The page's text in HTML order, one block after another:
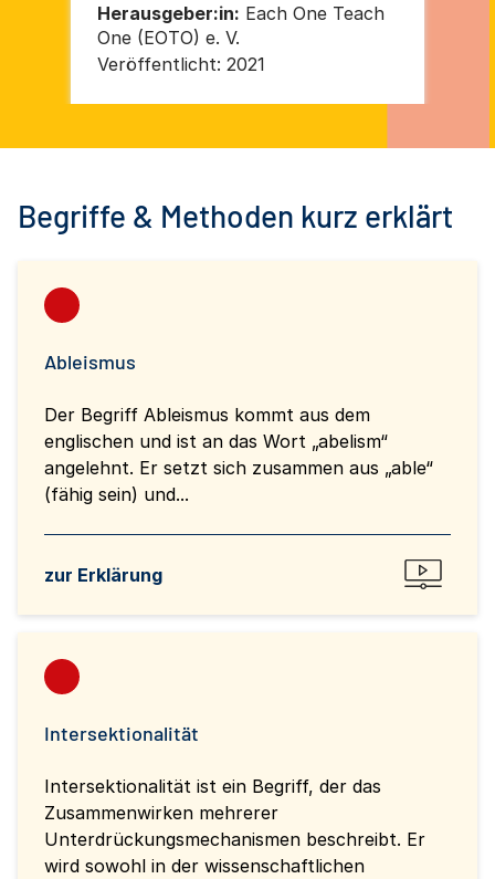
Herausgeber:in: Each One Teach
One (EOTO) e. V.
Veröffentlicht: 2021
Begriffe & Methoden kurz erklärt
Ableismus
Der Begriff Ableismus kommt aus dem
englischen und ist an das Wort „abelism“
angelehnt. Er setzt sich zusammen aus „able“
(fähig sein) und...
zur Erklärung
Intersektionalität
Intersektionalität ist ein Begriff, der das
Zusammenwirken mehrerer
Unterdrückungsmechanismen beschreibt. Er
wird sowohl in der wissenschaftlichen